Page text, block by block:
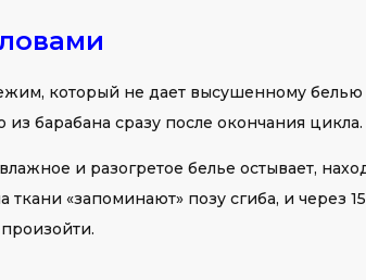
который не дает высушенному белью
барабана сразу после окончания цикла.
и разогретое белье остывает,
«запоминают» позу сгиба, и через